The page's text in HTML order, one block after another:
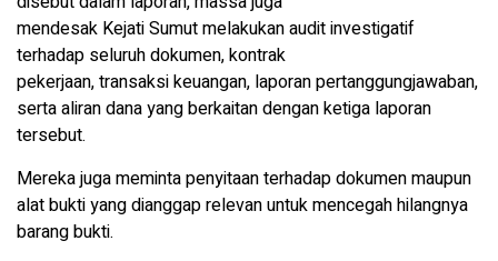
mendesak Kejati Sumut melakukan audit investigatif
terhadap seluruh dokumen, kontrak
pekerjaan, transaksi keuangan, laporan pertanggungjawaban,
serta aliran dana yang berkaitan dengan ketiga laporan
tersebut.
Mereka juga meminta penyitaan terhadap dokumen maupun
alat bukti yang dianggap relevan untuk mencegah hilangnya
barang bukti.